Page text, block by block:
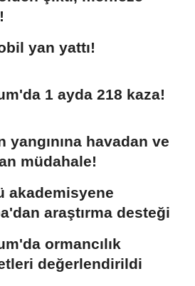
yan yattı!
1 ayda 218 kaza!
yangınına havadan ve
müdahale!
akademisyene
araştırma desteği
ormancılık
değerlendirildi